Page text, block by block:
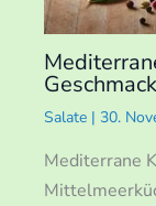
Salate | 30.
Mediterrane